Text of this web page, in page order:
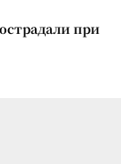
при